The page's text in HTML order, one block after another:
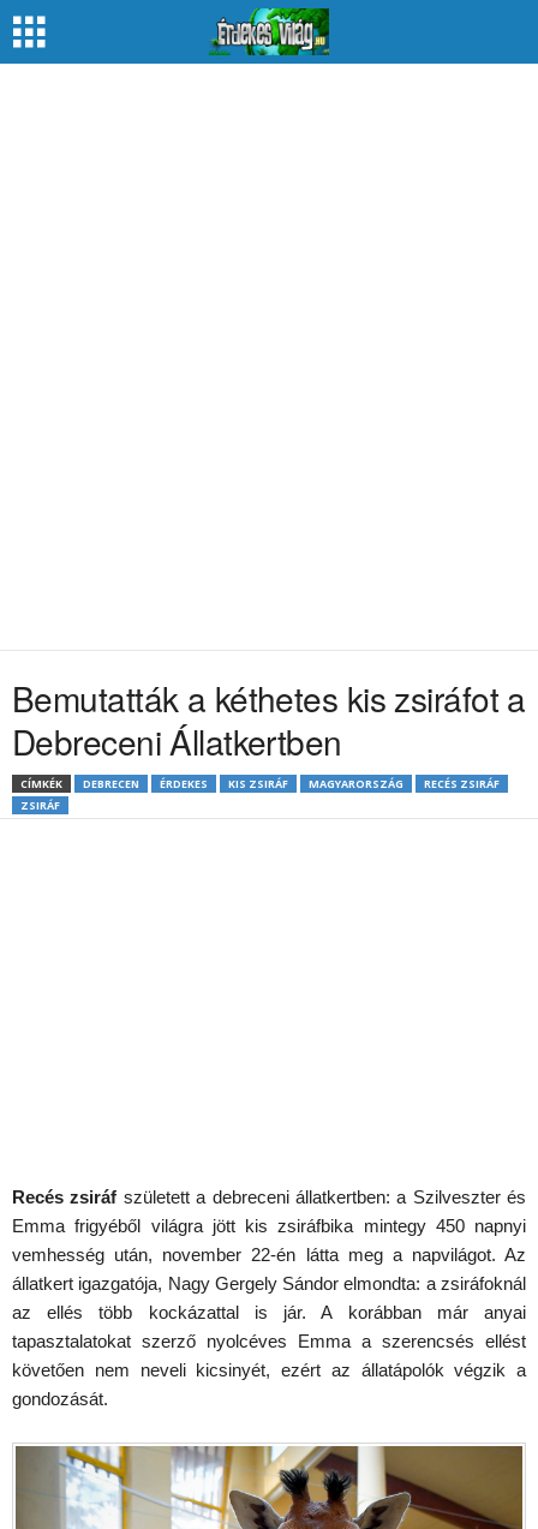
Bemutatták a kéthetes kis zsiráfot a
Debreceni Állatkertben
CÍMKÉK DEBRECEN ÉRDEKES KIS ZSIRÁF MAGYARORSZÁG
RECÉS ZSIRÁF
ZSIRÁF
Recés zsiráf született a debreceni állatkertben: a Szilveszter és
Emma frigyéből világra jött kis zsiráfbika mintegy 450 napnyi
vemhesség után, november 22-én látta meg a napvilágot. Az
állatkert igazgatója, Nagy Gergely Sándor elmondta: a zsiráfoknál
az ellés több kockázattal is jár. A korábban már anyai
tapasztalatokat szerző nyolcéves Emma a szerencsés ellést
követően nem neveli kicsinyét, ezért az állatápolók végzik a
gondozását.